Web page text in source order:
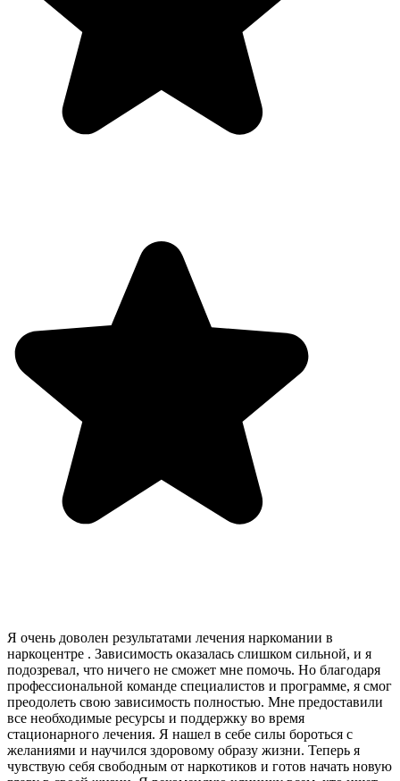
Я очень доволен результатами лечения наркомании в
наркоцентре . Зависимость оказалась слишком сильной, и я
подозревал, что ничего не сможет мне помочь. Но благодаря
профессиональной команде специалистов и программе, я смог
преодолеть свою зависимость полностью. Мне предоставили
все необходимые ресурсы и поддержку во время
стационарного лечения. Я нашел в себе силы бороться с
желаниями и научился здоровому образу жизни. Теперь я
чувствую себя свободным от наркотиков и готов начать новую